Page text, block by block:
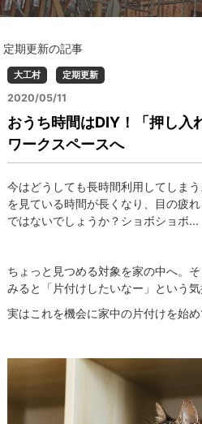
定期更新の記事
大工村 定期更新
2020/05/11
おうち時間はDIY！「押し入
ワークスペースへ
今はどうしても長時間利用してしま
を見ている時間が長くなり、目の疲
ではないでしょうか？ショボショボ...
ちょっと見つめる対象を家の中へ。
みると「片付けしたいなー」という
実はこれを機会に家中の片付けを始め